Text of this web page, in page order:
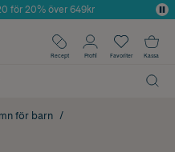
Skönhet
för 20% över 649kr
köp*
Recept Profil Favoriter Kassa
för barn